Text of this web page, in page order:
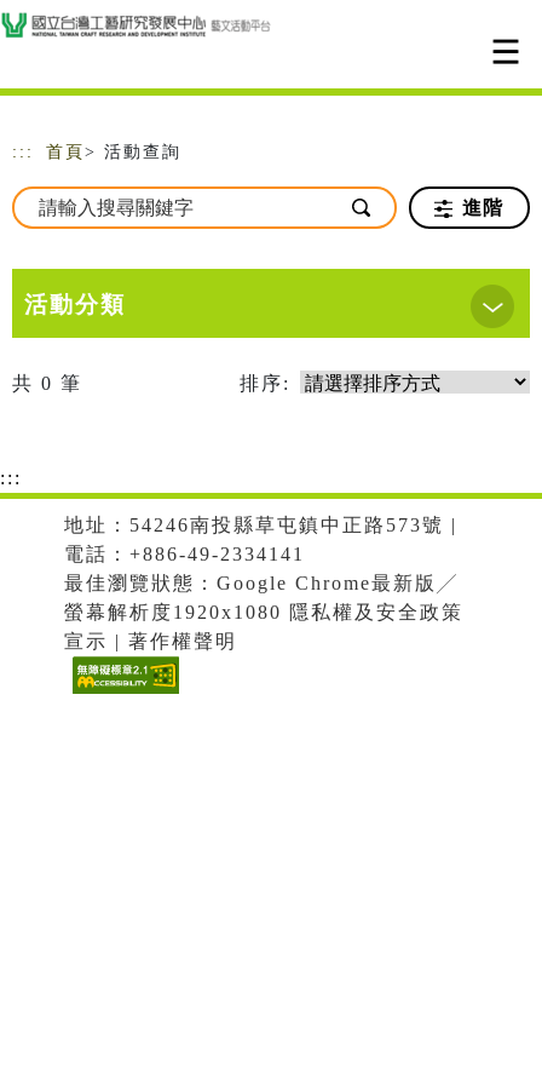
跳到主要內容
網站導覽
::: 首頁 > 活動查詢
進階
活動分類
共 0 筆 排序:
:::
地址：54246南投縣草屯鎮中正路573號 |
電話：+886-49-2334141
最佳瀏覽狀態：Google Chrome最新版╱
螢幕解析度1920x1080 隱私權及安全政策
宣示 | 著作權聲明